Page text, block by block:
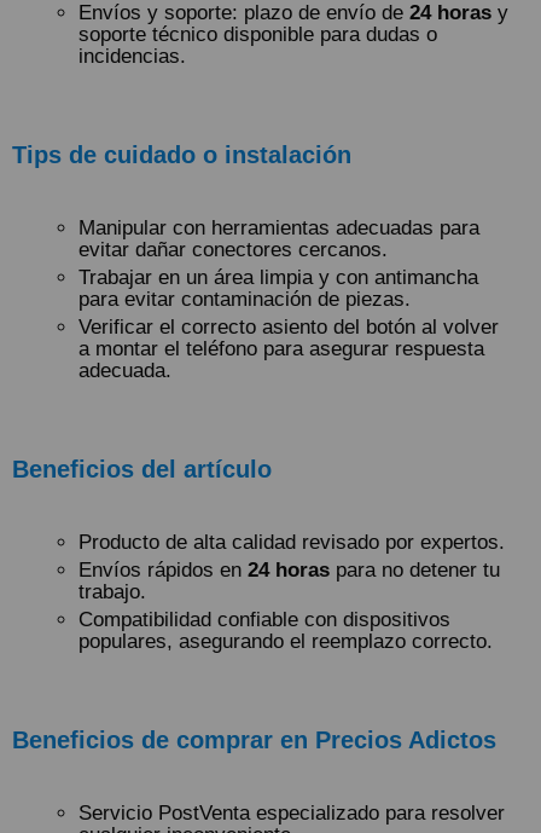
Envíos y soporte: plazo de envío de 24 horas y
soporte técnico disponible para dudas o
incidencias.
Tips de cuidado o instalación
Manipular con herramientas adecuadas para
evitar dañar conectores cercanos.
Trabajar en un área limpia y con antimancha
para evitar contaminación de piezas.
Verificar el correcto asiento del botón al volver
a montar el teléfono para asegurar respuesta
adecuada.
Beneficios del artículo
Producto de alta calidad revisado por expertos.
Envíos rápidos en 24 horas para no detener tu
trabajo.
Compatibilidad confiable con dispositivos
populares, asegurando el reemplazo correcto.
Beneficios de comprar en Precios Adictos
Servicio PostVenta especializado para resolver